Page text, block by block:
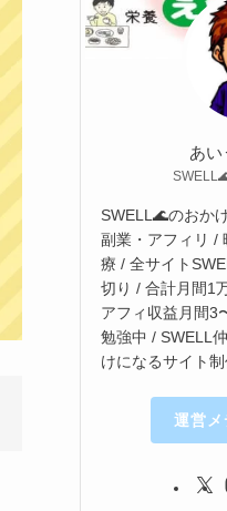
あい
SWELL🌊のおか
副業・アフィリ /
療 / 全サイト
切り / 合計月間1
アフィ収益月間3
勉強中 / SWELL
けになるサイト
運営メ